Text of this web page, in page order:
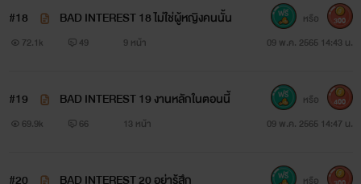
NO DRAMA!!
นิยายเรื่องนี้เกิดจากความต้องการจะเขียนของนักเขียน
เท่านั้นไม่ได้มีเจตนาไม่ดี/หรือสนับสนุนการใช้ความรุนแรงในชีวิต
จริง รบกวนอ่านนิยายเรื่องนี้เพื่อความบันเทิงและคอมเมนต์กัน
#18 BAD INTEREST 18 ไม่ใช่ผู้หญิงคนนั้น
72.1k 49 9 หน้า 09 พ.ค. 2565 14:43 น.
หรือ 300
#19 BAD INTEREST 19 งานหลักในตอนนี้
69.9k 66 13 หน้า 09 พ.ค. 2565 14:47 น.
หรือ 400
#20 BAD INTEREST 20 อย่ารู้สึก หรือ